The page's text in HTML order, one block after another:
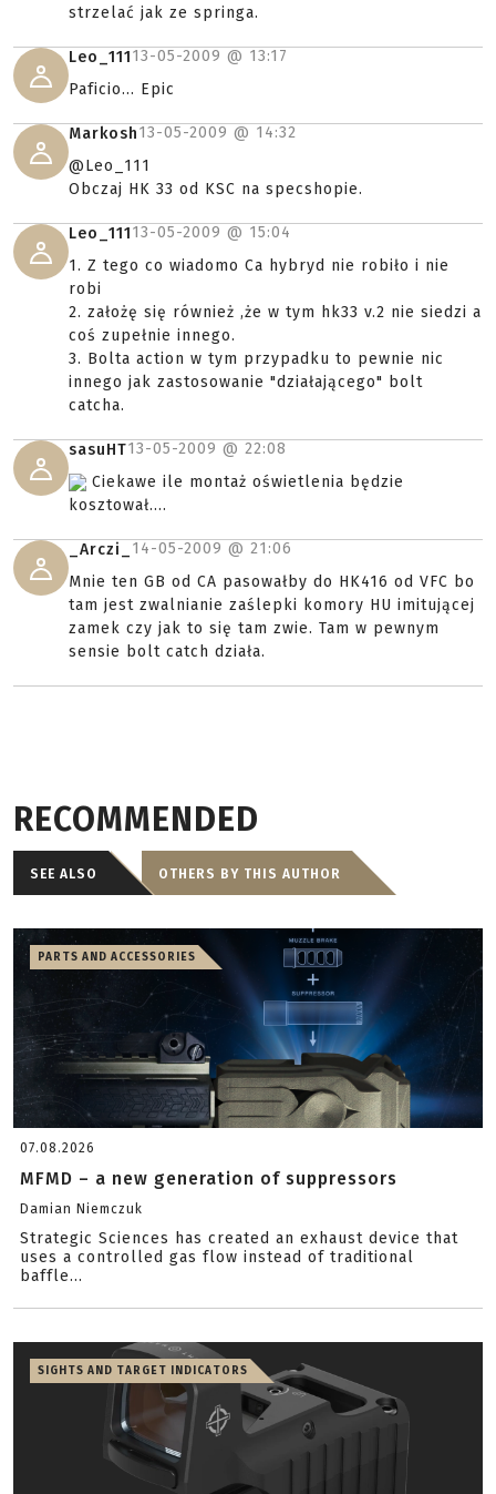
strzelać jak ze springa.
Leo_11113-05-2009 @ 13:17
Paficio... Epic
Markosh13-05-2009 @ 14:32
@Leo_111
Obczaj HK 33 od KSC na specshopie.
Leo_11113-05-2009 @ 15:04
1. Z tego co wiadomo Ca hybryd nie robiło i nie
robi
2. założę się również ,że w tym hk33 v.2 nie siedzi a
coś zupełnie innego.
3. Bolta action w tym przypadku to pewnie nic
innego jak zastosowanie "działającego" bolt
catcha.
sasuHT13-05-2009 @ 22:08
Ciekawe ile montaż oświetlenia będzie
kosztował....
_Arczi_ 14-05-2009 @ 21:06
Mnie ten GB od CA pasowałby do HK416 od VFC bo
tam jest zwalnianie zaślepki komory HU imitującej
zamek czy jak to się tam zwie. Tam w pewnym
sensie bolt catch działa.
RECOMMENDED
SEE ALSO OTHERS BY THIS AUTHOR
PARTS AND ACCESSORIES
07.08.2026
MFMD – a new generation of suppressors
Damian Niemczuk
Strategic Sciences has created an exhaust device that
uses a controlled gas flow instead of traditional
baffle...
SIGHTS AND TARGET INDICATORS